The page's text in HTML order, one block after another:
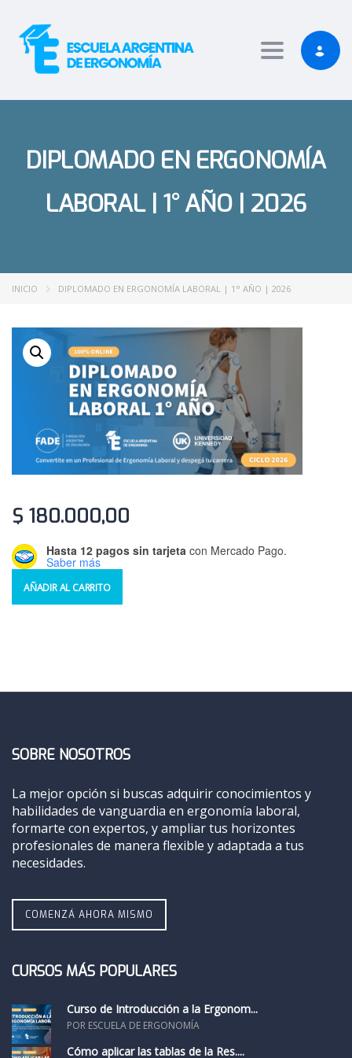
Toggle
DIPLOMADO EN ERGONOMÍA
LABORAL | 1° AÑO | 2026
INICIO DIPLOMADO EN ERGONOMÍA LABORAL | 1° AÑO | 2026
$ 180.000,00
Hasta 12 pagos sin tarjeta con Mercado Pago.
Saber más
AÑADIR AL CARRITO
SOBRE NOSOTROS
La mejor opción si buscas adquirir conocimientos y
habilidades de vanguardia en ergonomía laboral,
formarte con expertos, y ampliar tus horizontes
profesionales de manera flexible y adaptada a tus
necesidades.
COMENZÁ AHORA MISMO
CURSOS MÁS POPULARES
Curso de Introducción a la Ergonom...
POR ESCUELA DE ERGONOMÍA
Cómo aplicar las tablas de la Res....